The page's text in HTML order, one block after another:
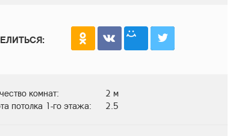
комнат:
2 м
потолка 1-го этажа:
2.5